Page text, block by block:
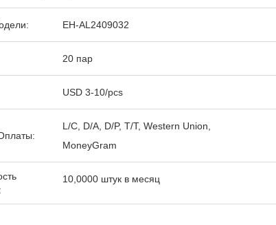
EH-AL2409032
20 пар
USD 3-10/pcs
L/C, D/A, D/P, T/T, Western Union,
MoneyGram
10,0000 штук в месяц